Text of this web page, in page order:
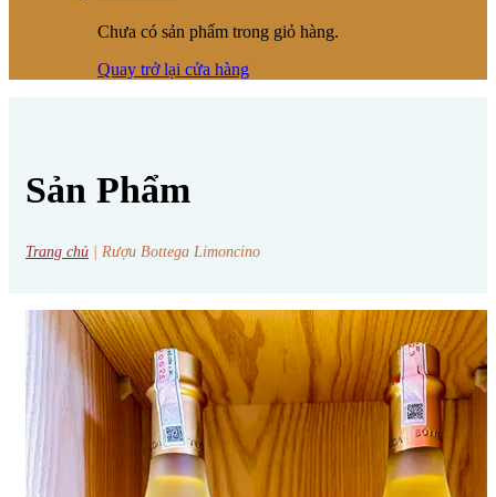
Chưa có sản phẩm trong giỏ hàng.
Quay trở lại cửa hàng
Sản Phẩm
Trang chủ Rượu Bottega Limoncino